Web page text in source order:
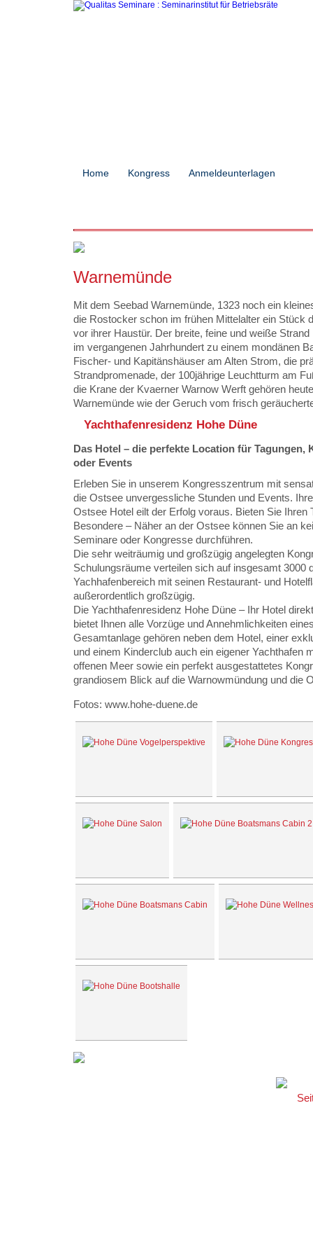
Home Kongress Anmeldeunterlagen
Warnemünde
Mit dem Seebad Warnemünde, 1323 noch ein
die Rostocker schon im frühen Mittelalter ein Stück
vor ihrer Haustür. Der breite, feine und weiße
im vergangenen Jahrhundert zu einem mondänen
Fischer- und Kapitänshäuser am Alten Strom, die
Strandpromenade, der 100jährige Leuchtturm am
die Krane der Kvaerner Warnow Werft gehören
Warnemünde wie der Geruch vom frisch
Yachthafenresidenz Hohe Düne
Das Hotel – die perfekte Location für Tagungen,
oder Events
Erleben Sie in unserem Kongresszentrum mit
die Ostsee unvergessliche Stunden und Events.
Ostsee Hotel eilt der Erfolg voraus. Bieten Sie Ihren
Besondere – Näher an der Ostsee können Sie an
Seminare oder Kongresse durchführen.
Die sehr weiträumig und großzügig angelegten
Schulungsräume verteilen sich auf insgesamt 3000
Yachhafenbereich mit seinen Restaurant- und
außerordentlich großzügig.
Die Yachthafenresidenz Hohe Düne – Ihr Hotel
bietet Ihnen alle Vorzüge und Annehmlichkeiten
Gesamtanlage gehören neben dem Hotel, einer
und einem Kinderclub auch ein eigener Yachthafen
offenen Meer sowie ein perfekt ausgestattetes
grandiosem Blick auf die Warnowmündung und die
Fotos: www.hohe-duene.de